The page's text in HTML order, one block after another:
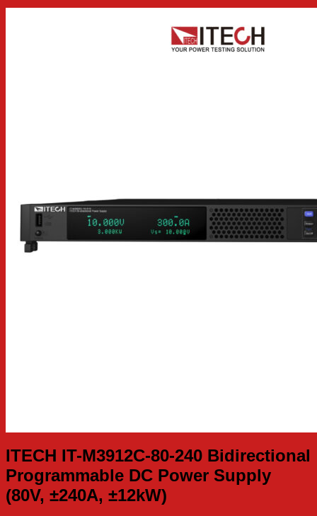
ITECH IT-M3912C-80-240 Bidirectional
Programmable DC Power Supply
(80V, ±240A, ±12kW)